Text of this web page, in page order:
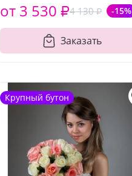
4 130 ₽ -15%
от 3 530 ₽
Заказать
Крупный бутон